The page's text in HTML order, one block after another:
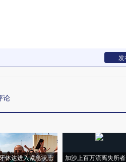
发
论
休达进入紧急状态
加沙上百万流离失所